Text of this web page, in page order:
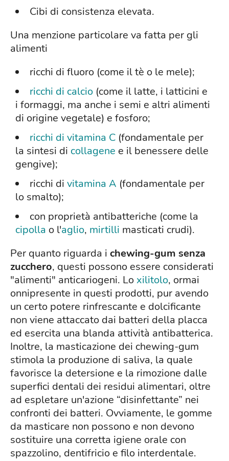
Cibi di consistenza elevata.
Una menzione particolare va fatta per gli
alimenti
ricchi di fluoro (come il tè o le mele);
ricchi di calcio (come il latte, i latticini e
i formaggi, ma anche i semi e altri alimenti
di origine vegetale) e fosforo;
ricchi di vitamina C (fondamentale per
la sintesi di collagene e il benessere delle
gengive);
ricchi di vitamina A (fondamentale per
lo smalto);
con proprietà antibatteriche (come la
cipolla o l'aglio, mirtilli masticati crudi).
Per quanto riguarda i chewing-gum senza
zucchero, questi possono essere considerati
"alimenti" anticariogeni. Lo xilitolo, ormai
onnipresente in questi prodotti, pur avendo
un certo potere rinfrescante e dolcificante
non viene attaccato dai batteri della placca
ed esercita una blanda attività antibatterica.
Inoltre, la masticazione dei chewing-gum
stimola la produzione di saliva, la quale
favorisce la detersione e la rimozione dalle
superfici dentali dei residui alimentari, oltre
ad espletare un'azione “disinfettante” nei
confronti dei batteri. Ovviamente, le gomme
da masticare non possono e non devono
sostituire una corretta igiene orale con
spazzolino, dentifricio e filo interdentale.